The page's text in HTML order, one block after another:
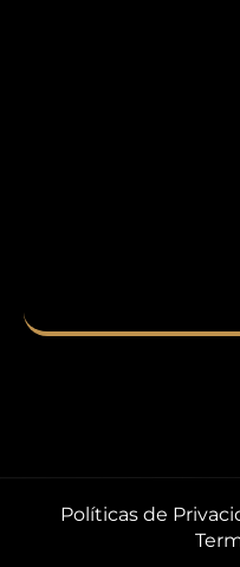
Políticas de